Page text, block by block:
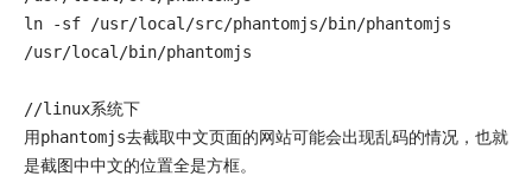
ln -sf /usr/local/src/phantomjs/bin/phantomjs
/usr/local/bin/phantomjs
//linux系统下
用phantomjs去截取中文页面的网站可能会出现乱码的情况，也就
是截图中中文的位置全是方框。